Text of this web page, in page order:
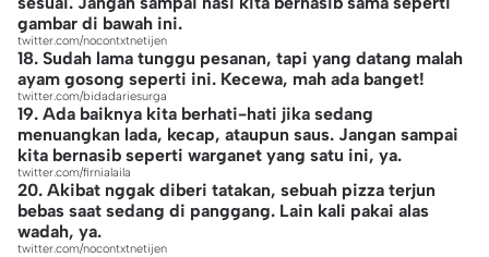
gambar di bawah ini.
twitter.com/nocontxtnetijen
18. Sudah lama tunggu pesanan, tapi yang datang malah
ayam gosong seperti ini. Kecewa, mah ada banget!
twitter.com/bidadariesurga
19. Ada baiknya kita berhati-hati jika sedang
menuangkan lada, kecap, ataupun saus. Jangan sampai
kita bernasib seperti warganet yang satu ini, ya.
twitter.com/firnialaila
20. Akibat nggak diberi tatakan, sebuah pizza terjun
bebas saat sedang di panggang. Lain kali pakai alas
wadah, ya.
twitter.com/nocontxtnetijen